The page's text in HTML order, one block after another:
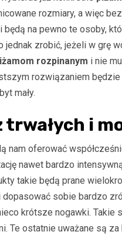
rozmiary, a więc
na pewno te osoby,
jednak zrobić, jeżeli w grę
rozpinanym i nie
rozwiązaniem
mały.
trwałych i
nam oferować
nawet bardzo
takie będą prane
sobie bardzo
krótsze nogawki.
Te ostatnie uważane są za